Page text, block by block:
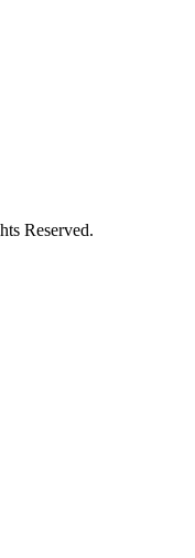
Reserved.